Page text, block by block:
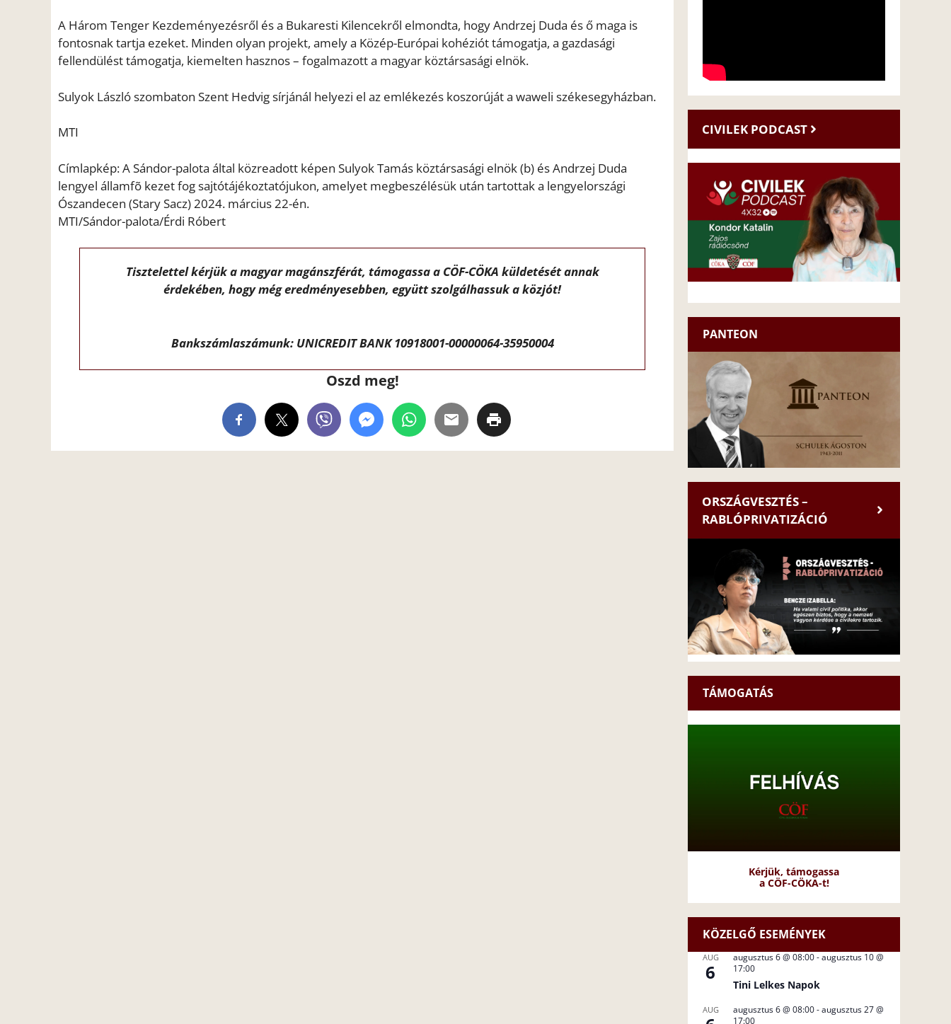
A Három Tenger Kezdeményezésről és a Bukaresti Kilencekről elmondta, hogy Andrzej Duda és ő maga is
fontosnak tartja ezeket. Minden olyan projekt, amely a Közép-Európai kohéziót támogatja, a gazdasági
fellendülést támogatja, kiemelten hasznos – fogalmazott a magyar köztársasági elnök.
Sulyok László szombaton Szent Hedvig sírjánál helyezi el az emlékezés koszorúját a waweli székesegyházban.
MTI
Címlapkép: A Sándor-palota által közreadott képen Sulyok Tamás köztársasági elnök (b) és Andrzej Duda
lengyel államfõ kezet fog sajtótájékoztatójukon, amelyet megbeszélésük után tartottak a lengyelországi
Ószandecen (Stary Sacz) 2024. március 22-én.
MTI/Sándor-palota/Érdi Róbert
Tisztelettel kérjük a magyar magánszférát, támogassa a CÖF-CÖKA küldetését annak
érdekében, hogy még eredményesebben, együtt szolgálhassuk a közjót!
Bankszámlaszámunk: UNICREDIT BANK 10918001-00000064-35950004
Oszd meg!
CIVILEK PODCAST
PANTEON
ORSZÁGVESZTÉS –
RABLÓPRIVATIZÁCIÓ
TÁMOGATÁS
Kérjük, támogassa
a CÖF-CÖKA-t!
KÖZELGŐ ESEMÉNYEK
AUG
6
augusztus 6 @ 08:00-augusztus 10 @
17:00
Tini Lelkes Napok
AUG augusztus 6 @ 08:00-augusztus 27 @
17:00